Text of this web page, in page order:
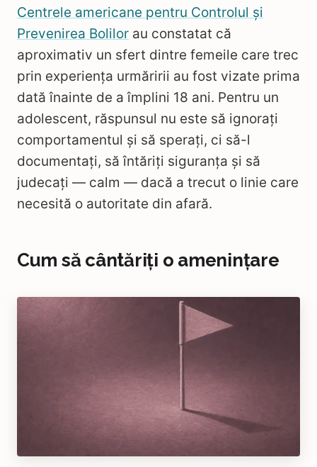
Centrele americane pentru Controlul și
Prevenirea Bolilor au constatat că
aproximativ un sfert dintre femeile care trec
prin experiența urmăririi au fost vizate prima
dată înainte de a împlini 18 ani. Pentru un
adolescent, răspunsul nu este să ignorați
comportamentul și să sperați, ci să-l
documentați, să întăriți siguranța și să
judecați — calm — dacă a trecut o linie care
necesită o autoritate din afară.
Cum să cântăriți o amenințare